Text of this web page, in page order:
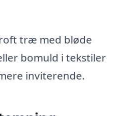
træ med bløde
bomuld i tekstiler
inviterende.